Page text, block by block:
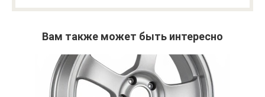
Вам также может быть интересно